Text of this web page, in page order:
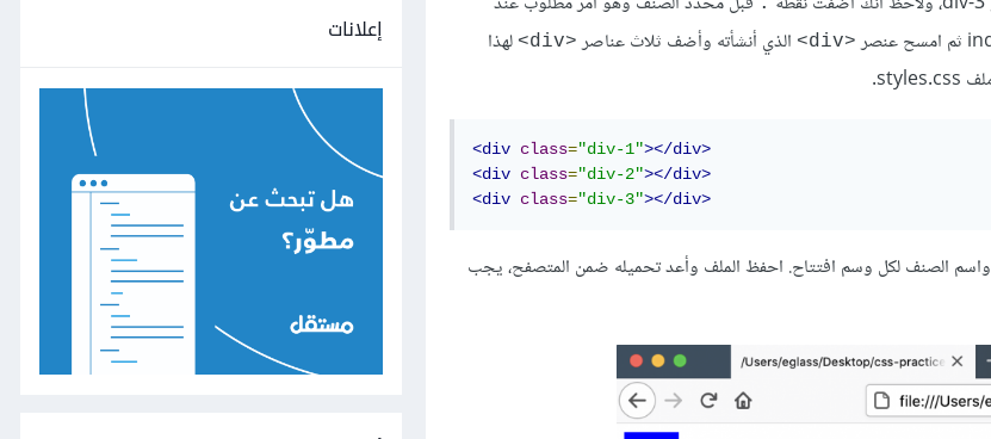
<div> الذي أنشأته وأضف ثلاث عناصر <div>
لهذا
<div class="div-1"></div>
<div class="div-2"></div>
<div class="div-3"></div>
واسم الصنف لكل وسم افتتاح. احفظ الملف وأعد تحميله ضمن المتصفح، يجب
إعلانات